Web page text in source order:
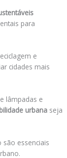
para
e
cidades mais
lâmpadas e
urbana seja
são essenciais